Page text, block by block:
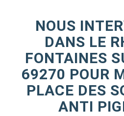
NOUS
DANS LE
FONTAINES
69270 POUR
PLACE DES
ANTI